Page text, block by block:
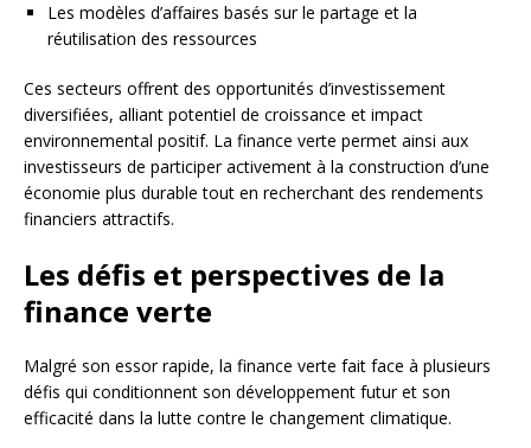
Les modèles d’affaires basés sur le partage et la
réutilisation des ressources
Ces secteurs offrent des opportunités d’investissement
diversifiées, alliant potentiel de croissance et impact
environnemental positif. La finance verte permet ainsi aux
investisseurs de participer activement à la construction d’une
économie plus durable tout en recherchant des rendements
financiers attractifs.
Les défis et perspectives de la
finance verte
Malgré son essor rapide, la finance verte fait face à plusieurs
défis qui conditionnent son développement futur et son
efficacité dans la lutte contre le changement climatique.